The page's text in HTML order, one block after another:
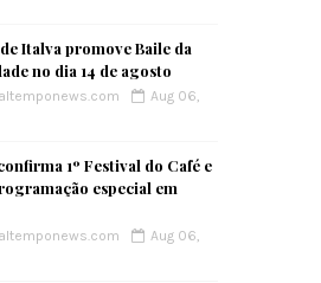
Italva promove Baile da
no dia 14 de agosto
Aug 06,
1º Festival do Café e
especial em
Aug 06,